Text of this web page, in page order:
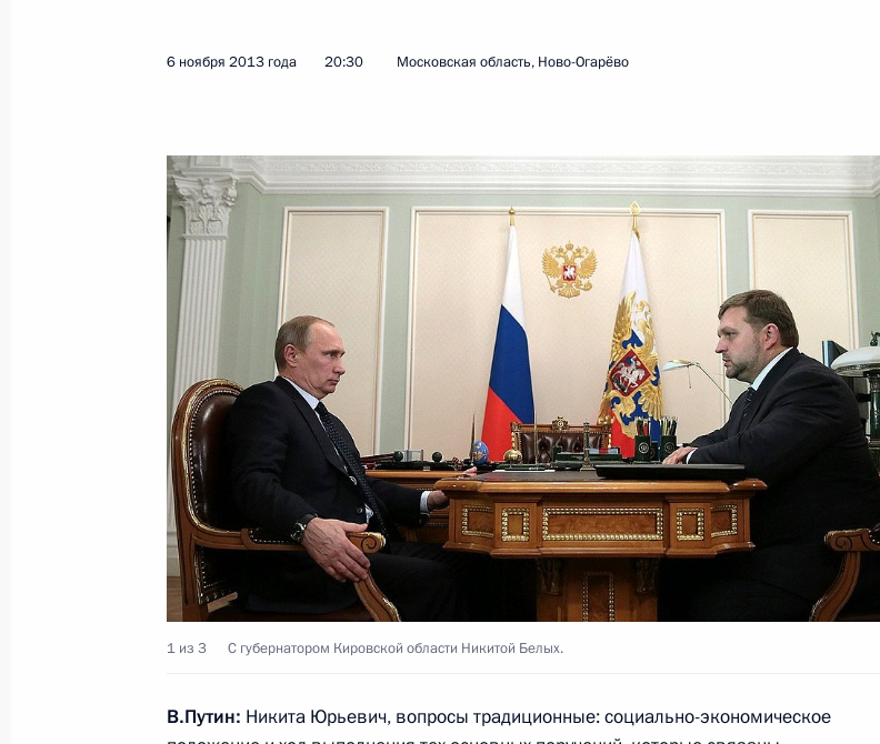
Показать следующие материалы
Встреча с Премьер-министром Вьетнама Нгуен Тан Зунгом
12 ноября 2013 года, 14:30 Ханой
1
Заявления для прессы по итогам российско-вьетнамских
переговоров
12 ноября 2013 года, 14:00 Ханой
Начало российско-вьетнамских переговоров в расширенном
составе
12 ноября 2013 года, 13:00 Ханой
11 ноября 2013 года, понедельник
11 ноября 2013 года, 20:15 Верхняя Пышма
6 ноября 2013 года 20:30 Московская область, Ново-Огарёво
1 из 3 С губернатором Кировской области Никитой Белых.
В.Путин: Никита Юрьевич, вопросы традиционные: социально-экономическое